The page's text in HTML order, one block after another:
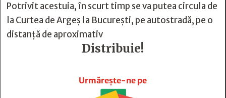
Potrivit acestuia, în scurt timp se va putea circula de
la Curtea de Argeş la Bucureşti, pe autostradă, pe o
distanţă de aproximativ
Distribuie!
Urmărește-ne pe